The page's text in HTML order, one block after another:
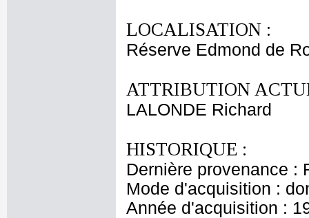
LOCALISATION :
Réserve Edmond de
ATTRIBUTION
LALONDE Richard
HISTORIQUE :
Dernière provenance :
Mode d'acquisition :
Année d'acquisition :